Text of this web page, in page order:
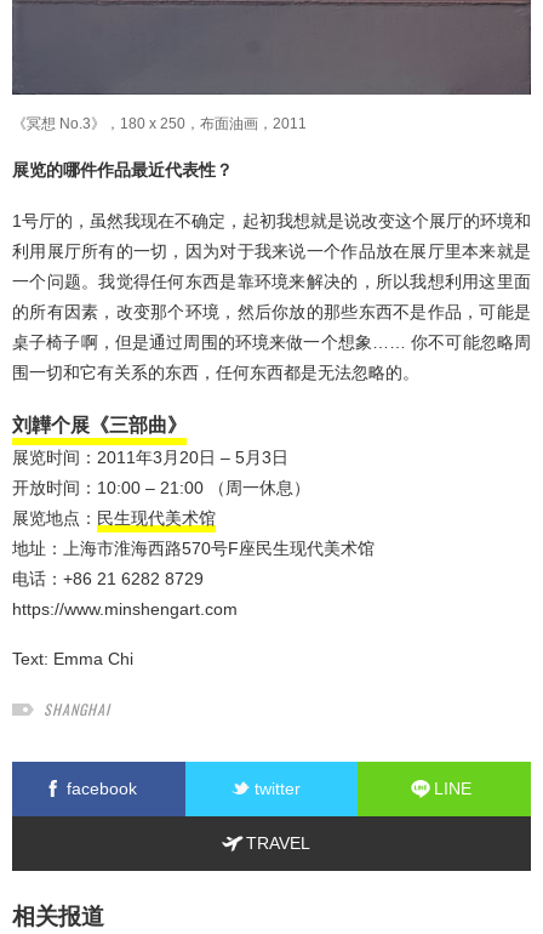
《冥想 No.3》，180 x 250，布面油画，2011
展览的哪件作品最近代表性？
1号厅的，虽然我现在不确定，起初我想就是说改变这个展厅的环境和
利用展厅所有的一切，因为对于我来说一个作品放在展厅里本来就是
一个问题。我觉得任何东西是靠环境来解决的，所以我想利用这里面
的所有因素，改变那个环境，然后你放的那些东西不是作品，可能是
桌子椅子啊，但是通过周围的环境来做一个想象…… 你不可能忽略周
围一切和它有关系的东西，任何东西都是无法忽略的。
刘韡个展《三部曲》
展览时间：2011年3月20日 – 5月3日
开放时间：10:00 – 21:00 （周一休息）
展览地点： 民生现代美术馆
地址：上海市淮海西路570号F座民生现代美术馆
电话：+86 21 6282 8729
https://www.minshengart.com
Text: Emma Chi
SHANGHAI
facebook twitter LINE
TRAVEL
相关报道